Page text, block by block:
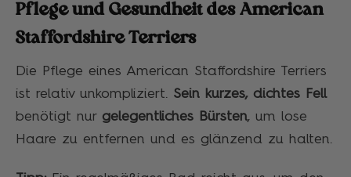
Pflege und Gesundheit des American
Staffordshire Terriers
Die Pflege eines American Staffordshire Terriers
ist relativ unkompliziert. Sein kurzes, dichtes Fell
benötigt nur gelegentliches Bürsten, um lose
Haare zu entfernen und es glänzend zu halten.